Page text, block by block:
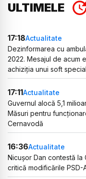
ULTIMELE
17:18Actualitate
Dezinformarea cu
2022. Mesajul de acum
achiziția unui soft special
17:11Actualitate
Guvernul alocă 5,1
Măsuri pentru
Cernavodă
16:36Actualitate
Nicușor Dan contestă la
critică modificările PSD-